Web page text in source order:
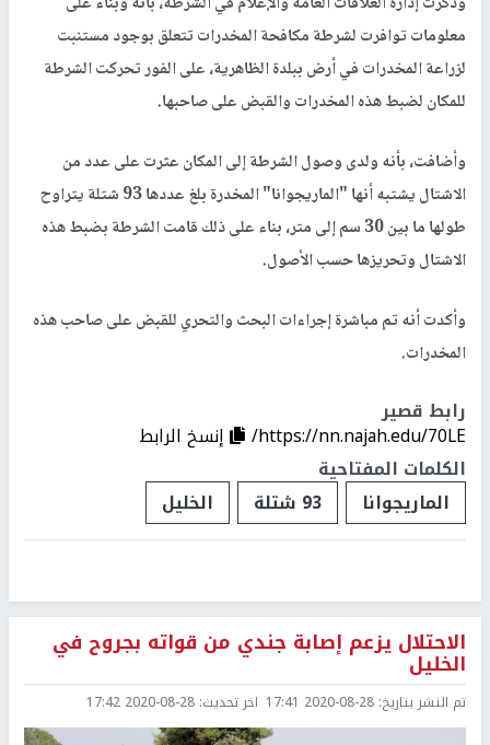
معلومات توافرت لشرطة مكافحة المخدرات تتعلق بوجود مستنبت
لزراعة المخدرات في أرض ببلدة الظاهرية، على الفور تحركت الشرطة
للمكان لضبط هذه المخدرات والقبض على صاحبها.
وأضافت، بأنه ولدى وصول الشرطة إلى المكان عثرت على عدد من
الاشتال يشتبه أنها "الماريجوانا" المخدرة بلغ عددها 93 شتلة يتراوح
طولها ما بين 30 سم إلى متر، بناء على ذلك قامت الشرطة بضبط هذه
الاشتال وتحريزها حسب الأصول.
وأكدت أنه تم مباشرة إجراءات البحث والتحري للقبض على صاحب هذه
المخدرات.
رابط قصير
https://nn.najah.edu/70LE/
إنسخ الرابط
الكلمات المفتاحية
الماريجوانا
93 شتلة الخليل
الاحتلال يزعم إصابة جندي من قواته بجروح في
الخليل
تم النشر بتاريخ: 2020-08-28 17:41 اخر تحديث: 2020-08-28 17:42